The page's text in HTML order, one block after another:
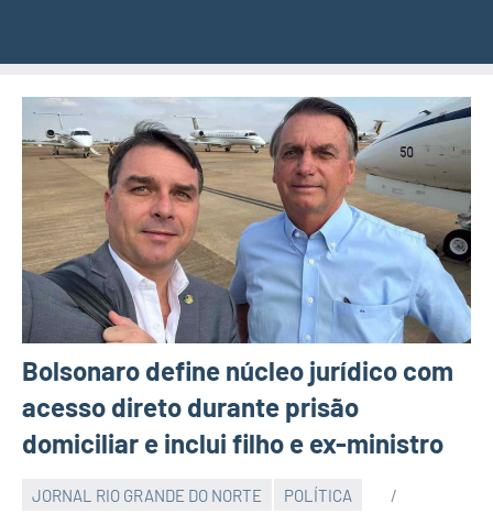
Bolsonaro define núcleo jurídico com
acesso direto durante prisão
domiciliar e inclui filho e ex-ministro
JORNAL RIO GRANDE DO NORTE
POLÍTICA